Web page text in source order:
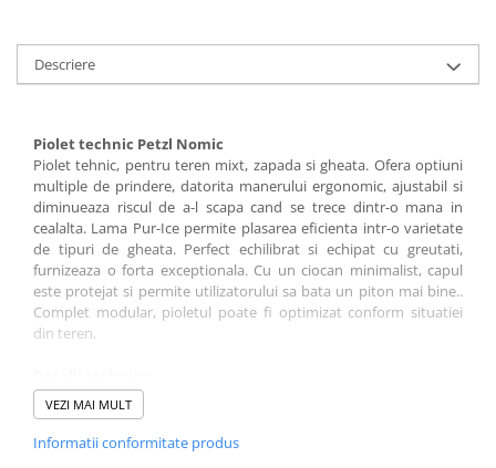
Descriere
Piolet technic Petzl Nomic
Piolet tehnic, pentru teren mixt, zapada si gheata. Ofera optiuni
multiple de prindere, datorita manerului ergonomic, ajustabil si
diminueaza riscul de a-l scapa cand se trece dintr-o mana in
cealalta. Lama Pur-Ice permite plasarea eficienta intr-o varietate
de tipuri de gheata. Perfect echilibrat si echipat cu greutati,
furnizeaza o forta exceptionala. Cu un ciocan minimalist, capul
este protejat si permite utilizatorului sa bata un piton mai bine..
Complet modular, pioletul poate fi optimizat conform situatiei
din teren.
capul modular este prevazut cu doua greutati atasabile,
pentru a echilibra patrunderea in gheata
gaura de conectare este compatibila cu chingile elastice de
VEZI MAI MULT
Informatii conformitate produs